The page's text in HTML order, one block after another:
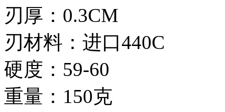
刃厚：0.3CM
刃材料：进口440C
硬度：59-60
重量：150克